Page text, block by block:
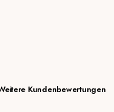
Kundenbewertungen